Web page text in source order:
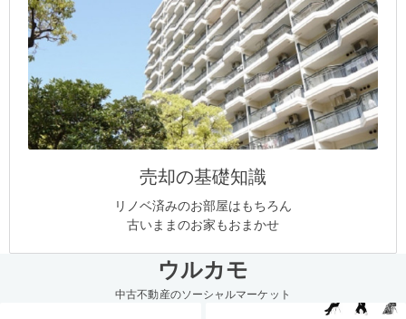
売却の基礎知識
リノベ済みのお部屋はもちろん
古いままのお家もおまかせ
ウルカモ
中古不動産のソーシャルマーケット